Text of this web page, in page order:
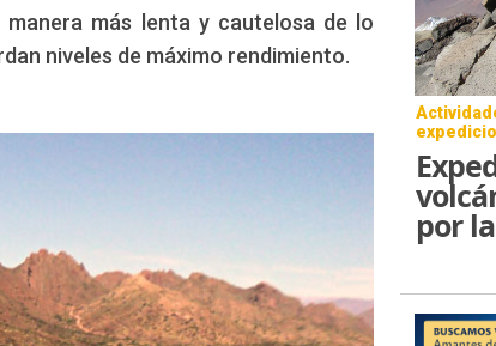
más lenta y cautelosa de lo
niveles de máximo rendimiento.
por